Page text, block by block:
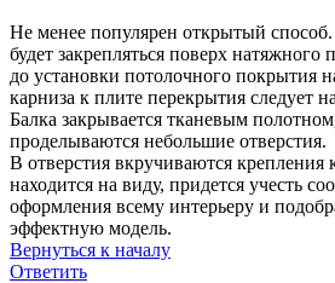
Не менее популярен открытый
будет закрепляться поверх натяжного
до установки потолочного покрытия
карниза к плите перекрытия следует
Балка закрывается тканевым
проделываются небольшие отверстия.
В отверстия вкручиваются крепления
находится на виду, придется учесть
оформления всему интерьеру и
эффектную модель.
Вернуться к началу
Ответить
Ответить